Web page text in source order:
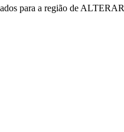
para a região de ALTERAR